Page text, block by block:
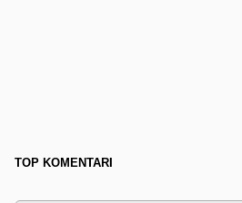
TOP KOMENTARI